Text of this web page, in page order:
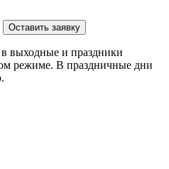
Оставить заявку
выходные и праздники
режиме. В праздничные дни